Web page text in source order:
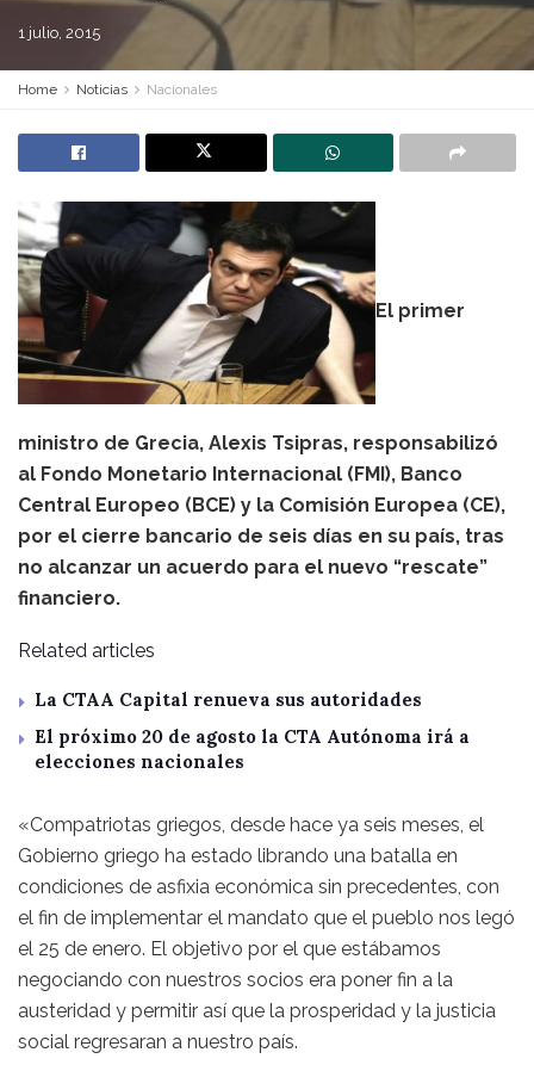
1 julio, 2015
Home Noticias Nacionales
El primer
ministro de Grecia, Alexis Tsipras, responsabilizó
al Fondo Monetario Internacional (FMI), Banco
Central Europeo (BCE) y la Comisión Europea (CE),
por el cierre bancario de seis días en su país, tras
no alcanzar un acuerdo para el nuevo “rescate”
financiero.
Related articles
La CTAA Capital renueva sus autoridades
El próximo 20 de agosto la CTA Autónoma irá a
elecciones nacionales
«Compatriotas griegos, desde hace ya seis meses, el
Gobierno griego ha estado librando una batalla en
condiciones de asfixia económica sin precedentes, con
el fin de implementar el mandato que el pueblo nos legó
el 25 de enero. El objetivo por el que estábamos
negociando con nuestros socios era poner fin a la
austeridad y permitir así que la prosperidad y la justicia
social regresaran a nuestro país.